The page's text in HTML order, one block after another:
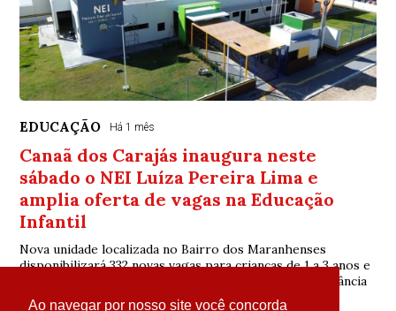
Ao navegar por nosso site você concorda
EDUCAÇÃO Há 1 mês
Canaã dos Carajás inaugura neste
sábado o NEI Luíza Pereira Lima e
amplia oferta de vagas na Educação
Infantil
Nova unidade localizada no Bairro dos Maranhenses
disponibilizará 332 novas vagas para crianças de 1 a 3 anos e
reforça os investimentos do município na primeira infância